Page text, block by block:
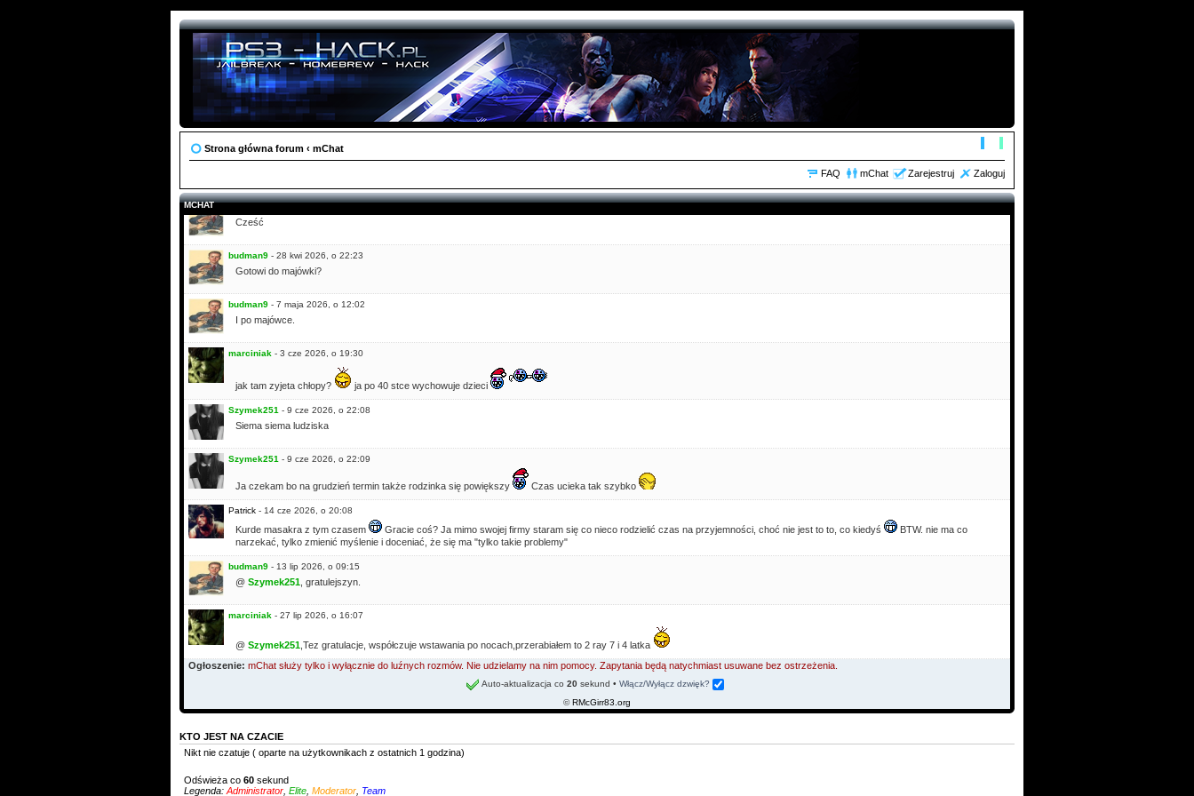
Strona główna forum ‹ mChat
FAQ mChat Zarejestruj Zaloguj
MCHAT
iraslbn- 20 mar 2026, o 19:01
siema, nie ma ani rozmow ani zlotów ? Ktoś chciałby sie kiedys spotkac w ogole gdzies PL ?
zajec - 27 mar 2026, o 13:50
Siema wszystkim
co raz mniej tu ludzi, a PS3 wiecznie żywe, właśnie wjechała aktualizacja 4.93 - daje znać, że wszystko na forum zaktualizowałem, dodałem linki itd
Pozdro!
Cześć
budman9 - 28 kwi 2026, o 22:23
Gotowi do majówki?
budman9 - 7 maja 2026, o 12:02
I po majówce.
marciniak - 3 cze 2026, o 19:30
jak tam zyjeta chłopy? ja po 40 stce wychowuje dzieci
Szymek251 - 9 cze 2026, o 22:08
Siema siema ludziska
Szymek251 - 9 cze 2026, o 22:09
Ja czekam bo na grudzień termin także rodzinka się powiększy Czas ucieka tak szybko
Patrick - 14 cze 2026, o 20:08
Kurde masakra z tym czasem Gracie coś? Ja mimo swojej firmy staram się co nieco rodzielić czas na przyjemności, choć nie jest to to, co kiedyś
BTW. nie ma co
narzekać, tylko zmienić myślenie i doceniać, że się ma "tylko takie problemy"
budman9 - 13 lip 2026, o 09:15
@ Szymek251 , gratulejszyn.
marciniak - 27 lip 2026, o 16:07
@ Szymek251 ,Tez gratulacje, współczuje wstawania po nocach,przerabiałem to 2 ray 7 i 4 latka
Ogłoszenie: mChat służy tylko i wyłącznie do luźnych rozmów. Nie udzielamy na nim pomocy. Zapytania będą natychmiast usuwane bez ostrzeżenia.
Auto-aktualizacja co 20 sekund • Włącz/Wyłącz dzwięk?
©RMcGirr83.org
KTO JEST NA CZACIE
Nikt nie czatuje ( oparte na użytkownikach z ostatnich 1 godzina)
Odświeża co 60 sekund
Legenda: Administrator Elite Moderator Team